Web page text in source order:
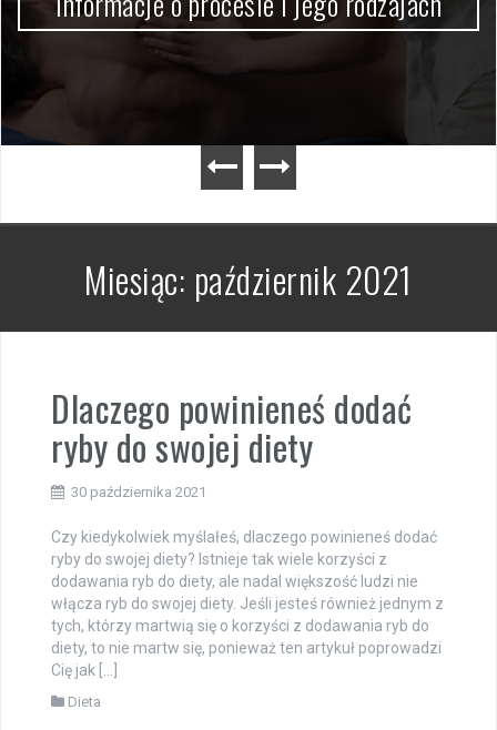
Miesiąc: październik 2021
Dlaczego powinieneś dodać
ryby do swojej diety
30 października 2021
Czy kiedykolwiek myślałeś, dlaczego powinieneś dodać
ryby do swojej diety? Istnieje tak wiele korzyści z
dodawania ryb do diety, ale nadal większość ludzi nie
włącza ryb do swojej diety. Jeśli jesteś również jednym z
tych, którzy martwią się o korzyści z dodawania ryb do
diety, to nie martw się, ponieważ ten artykuł poprowadzi
Cię jak […]
Dieta